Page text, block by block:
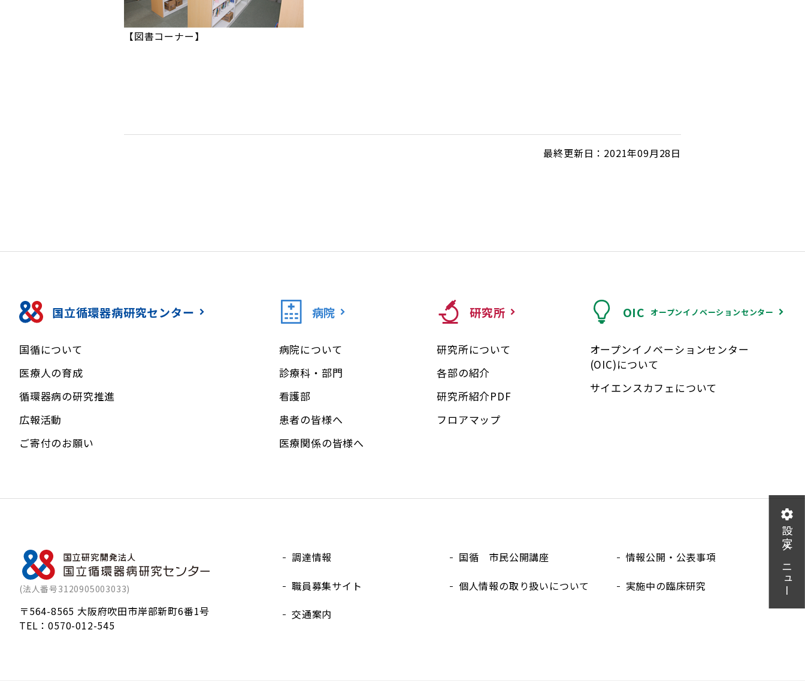
【図書コーナー】
最終更新日：2021年09月28日
国立循環器病研究センター
国循について
医療人の育成
循環器病の研究推進
広報活動
ご寄付のお願い
病院
病院について
診療科・部門
看護部
患者の皆様へ
医療関係の皆様へ
研究所
研究所について
各部の紹介
研究所紹介PDF
フロアマップ
OIC オープンイノベーションセンター
オープンイノベーションセンター
(OIC)について
サイエンスカフェについて
(法人番号3120905003033)
〒564-8565 大阪府吹田市岸部新町6番1号
TEL：0570-012-545
調達情報 国循 市民公開講座
情報公開・公表事項
職員募集サイト
個人情報の取り扱いについて
実施中の臨床研究
交通案内
設定メニュー